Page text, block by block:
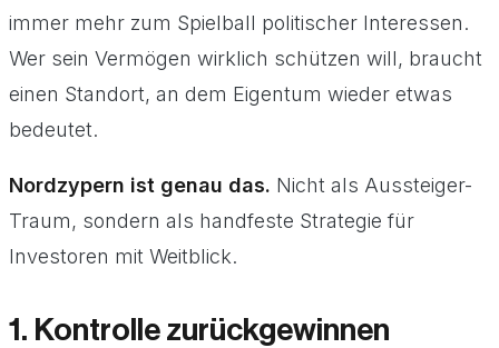
immer mehr zum Spielball politischer Interessen.
Wer sein Vermögen wirklich schützen will, braucht
einen Standort, an dem Eigentum wieder etwas
bedeutet.
Nordzypern ist genau das. Nicht als Aussteiger-
Traum, sondern als handfeste Strategie für
Investoren mit Weitblick.
1. Kontrolle zurückgewinnen